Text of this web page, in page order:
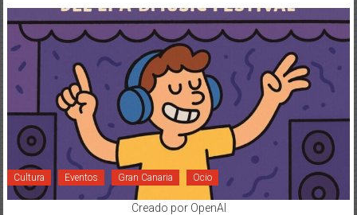
Cultura Eventos Gran Canaria Ocio
Creado por OpenAI